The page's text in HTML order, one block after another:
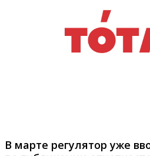
В марте регулятор уже